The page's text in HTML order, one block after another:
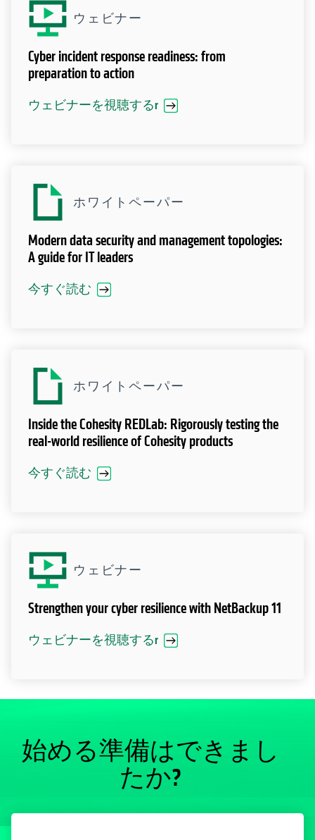
ウェビナー
Cyber incident response readiness: from
preparation to action
ウェビナーを視聴するr
ホワイトペーパー
Modern data security and management topologies:
A guide for IT leaders
今すぐ読む
ホワイトペーパー
Inside the Cohesity REDLab: Rigorously testing the
real-world resilience of Cohesity products
今すぐ読む
ウェビナー
Strengthen your cyber resilience with NetBackup 11
ウェビナーを視聴するr
始める準備はできまし
たか?